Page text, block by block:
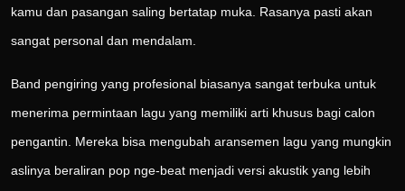
kamu dan pasangan saling bertatap muka. Rasanya pasti akan
sangat personal dan mendalam.
Band pengiring yang profesional biasanya sangat terbuka untuk
menerima permintaan lagu yang memiliki arti khusus bagi calon
pengantin. Mereka bisa mengubah aransemen lagu yang mungkin
aslinya beraliran pop nge-beat menjadi versi akustik yang lebih